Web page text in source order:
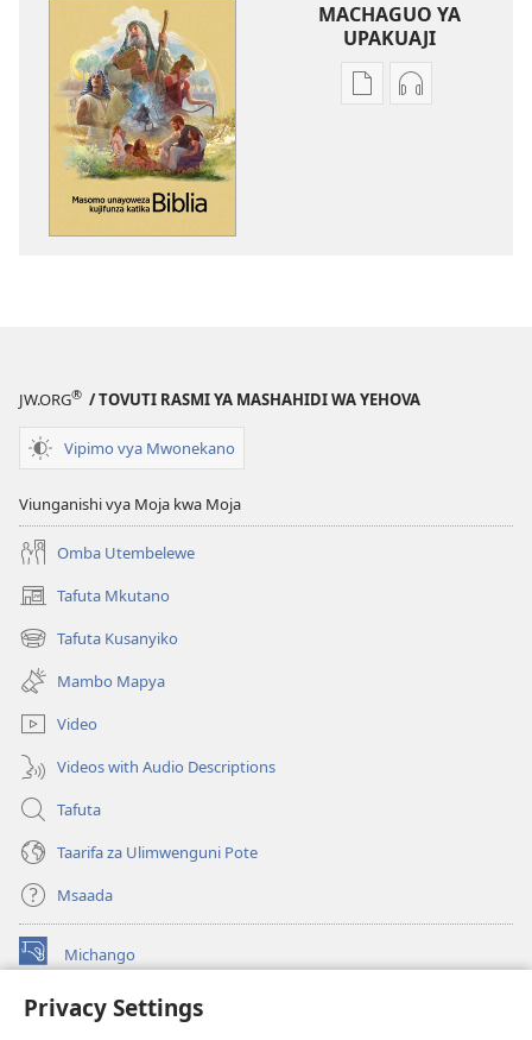
Privacy Settings
MACHAGUO YA
UPAKUAJI
MbinuMbinu
JW.ORG® / TOVUTI RASMI YA MASHAHIDI WA YEHOVA
Vipimo vya Mwonekano
Viunganishi vya Moja kwa Moja
Omba Utembelewe
Tafuta Mkutano
(opens
new
window)
Tafuta Kusanyiko
(opens
new
window)
Mambo Mapya
Video
Videos with Audio Descriptions
Tafuta
Taarifa za Ulimwenguni Pote
Msaada
Michango
(opens
window)Watchtower MAKTABA KWENYE MTANDAO™